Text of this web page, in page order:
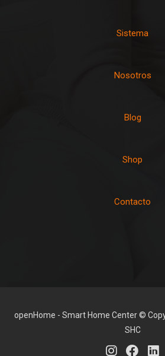
Sistema
Nosotros
Blog
Shop
Contacto
openHome - Smart Home Center ©
SHC